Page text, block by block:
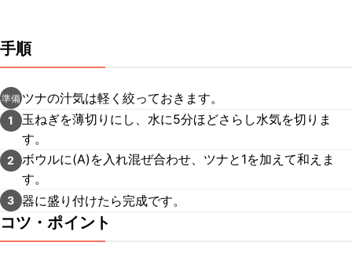
手順
準備 ツナの汁気は軽く絞っておきます。
1
玉ねぎを薄切りにし、水に5分ほどさらし水気を切りま
す。
2
ボウルに(A)を入れ混ぜ合わせ、ツナと1を加えて和えま
す。
3 器に盛り付けたら完成です。
コツ・ポイント